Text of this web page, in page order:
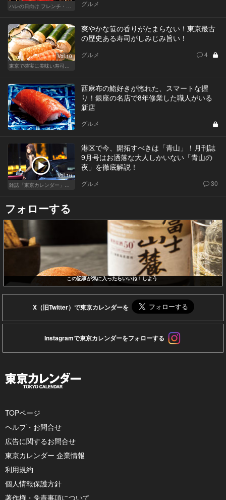
ハレの日向け フレンチ・高級店
グルメ
Vol.10
東京で確実に美味い寿司はここだ！
爽やかな笹の香りがたまらない！東京最古
の歴史ある寿司がしみじみ旨い！
グルメ 4
西麻布の鮨好きが惚れた、スマートな握
り！銀座の名店で8年修業した職人がいる
新店
グルメ
Vol.16
雑誌「東京カレンダー」特集
港区で今、開拓すべきは「青山」！月刊誌
9月号はお洒落な大人しかいない「青山の
夜」を徹底解説！
グルメ 30
フォローする
この記事が気に入ったらいいね！しよう
X（旧Twitter）で東京カレンダーを
Instagramで東京カレンダーをフォローする
TOPページ
ヘルプ・お問合せ
広告に関するお問合せ
東京カレンダー 企業情報
利用規約
個人情報保護方針
著作権・免責事項について